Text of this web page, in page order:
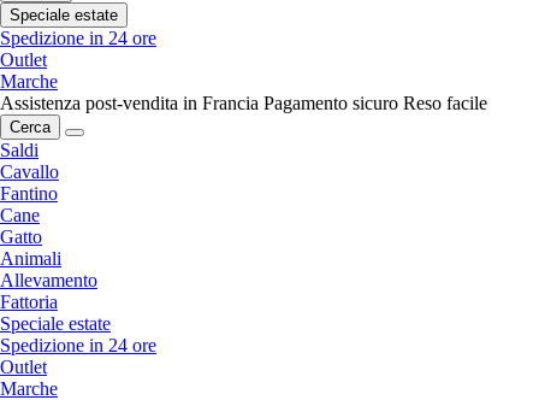
Speciale estate
Spedizione in 24 ore
Outlet
Marche
Assistenza post-vendita in Francia Pagamento sicuro Reso facile
Cerca
Saldi
Cavallo
Fantino
Cane
Gatto
Animali
Allevamento
Fattoria
Speciale estate
Spedizione in 24 ore
Outlet
Marche